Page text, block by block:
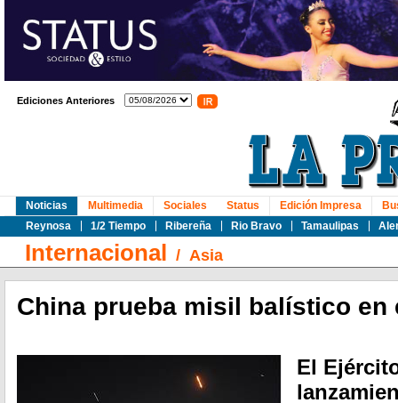
Ediciones Anteriores
Noticias
Reynosa
1/2 Tiempo Ribereña Rio Bravo Tamaulipas
Multimedia Sociales Status Edición Impresa
Internacional / Asia
China prueba misil balístico en
El